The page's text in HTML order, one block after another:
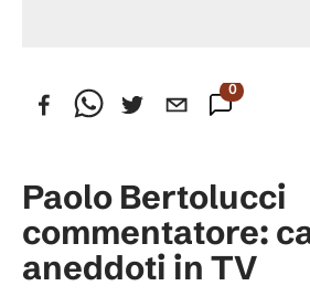
0
Paolo Bertolucci
commentatore:
aneddoti in TV